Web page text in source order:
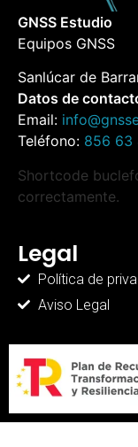
GNSS Estudio
Equipos GNSS
Sanlúcar de
Datos de
Email:
Teléfono: 856 63
Shortcode
correctamente.
Legal
Política de
Aviso Legal